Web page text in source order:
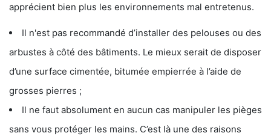
apprécient bien plus les environnements mal entretenus.
Il n'est pas recommandé d’installer des pelouses ou des
arbustes à côté des bâtiments. Le mieux serait de disposer
d’une surface cimentée, bitumée empierrée à l’aide de
grosses pierres ;
Il ne faut absolument en aucun cas manipuler les pièges
sans vous protéger les mains. C’est là une des raisons